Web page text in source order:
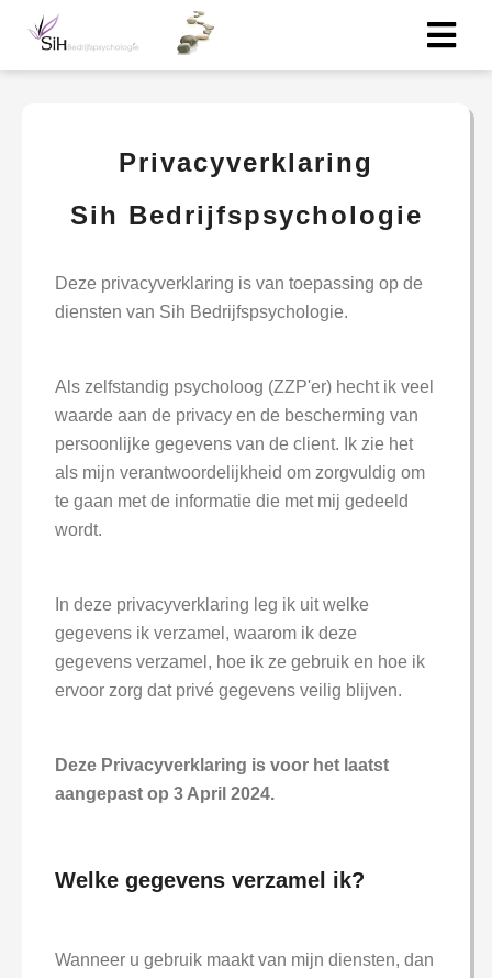
Privacyverklaring
Sih Bedrijfspsychologie
Deze privacyverklaring is van toepassing op de
diensten van Sih Bedrijfspsychologie.
Als zelfstandig psycholoog (ZZP'er) hecht ik veel
waarde aan de privacy en de bescherming van
persoonlijke gegevens van de client. Ik zie het
als mijn verantwoordelijkheid om zorgvuldig om
te gaan met de informatie die met mij gedeeld
wordt.
In deze privacyverklaring leg ik uit welke
gegevens ik verzamel, waarom ik deze
gegevens verzamel, hoe ik ze gebruik en hoe ik
ervoor zorg dat privé gegevens veilig blijven.
Deze Privacyverklaring is voor het laatst
aangepast op 3 April 2024.
Welke gegevens verzamel ik?
Wanneer u gebruik maakt van mijn diensten, dan